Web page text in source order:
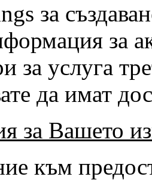
за
за
за услуга
да имат
за Вашето
към